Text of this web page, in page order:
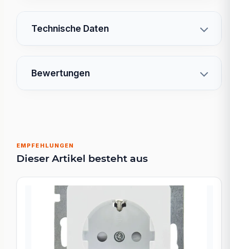
Technische Daten
Bewertungen
EMPFEHLUNGEN
Dieser Artikel besteht aus